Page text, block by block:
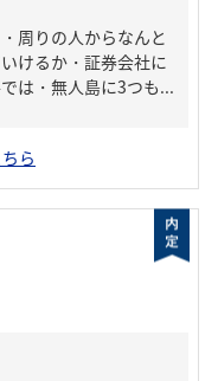
周りの人からなんと
けるか・証券会社に
は・無人島に3つも...
ら